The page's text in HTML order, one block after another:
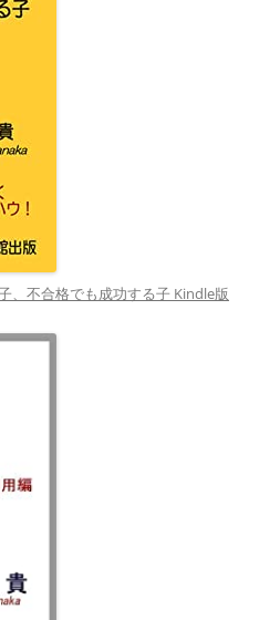
、不合格でも成功する子 Kindle版